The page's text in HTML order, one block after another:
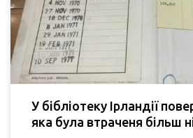
У бібліотеку Ірландії
яка була втраченя більш